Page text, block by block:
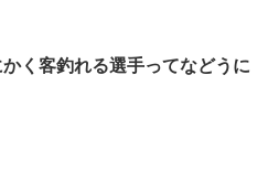
く客釣れる選手ってなどうに